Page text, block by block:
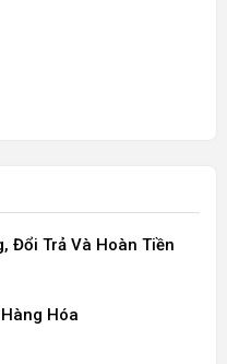
Đổi Trả Và Hoàn Tiền
Hóa